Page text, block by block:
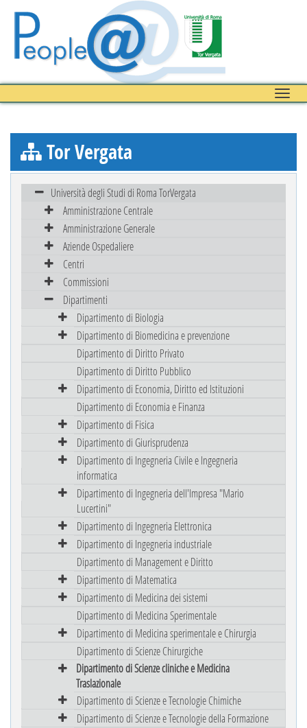
Toggle
Tor Vergata
Università degli Studi di Roma TorVergata
Amministrazione Centrale
Amministrazione Generale
Aziende Ospedaliere
Centri
Commissioni
Dipartimenti
Dipartimento di Biologia
Dipartimento di Biomedicina e prevenzione
Dipartimento di Diritto Privato
Dipartimento di Diritto Pubblico
Dipartimento di Economia, Diritto ed Istituzioni
Dipartimento di Economia e Finanza
Dipartimento di Fisica
Dipartimento di Giurisprudenza
Dipartimento di Ingegneria Civile e Ingegneria
informatica
Dipartimento di Ingegneria dell'Impresa "Mario
Lucertini"
Dipartimento di Ingegneria Elettronica
Dipartimento di Ingegneria industriale
Dipartimento di Management e Diritto
Dipartimento di Matematica
Dipartimento di Medicina dei sistemi
Dipartimento di Medicina Sperimentale
Dipartimento di Medicina sperimentale e Chirurgia
Dipartimento di Scienze Chirurgiche
Dipartimento di Scienze cliniche e Medicina
Traslazionale
Dipartimento di Scienze e Tecnologie Chimiche
Dipartimento di Scienze e Tecnologie della Formazione